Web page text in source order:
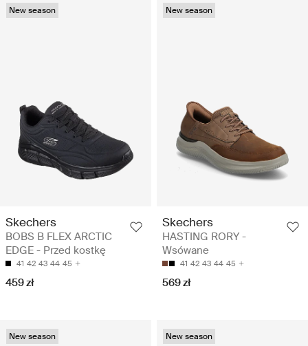
New season
Skechers
BOBS B FLEX ARCTIC
EDGE - Przed kostkę
41 42 43 44 45
459 zł
New season
Skechers
HASTING RORY -
Wsówane
41 42 43 44 45
569 zł
New season New season